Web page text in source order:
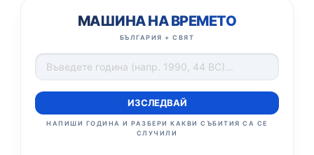
МАШИНА НА ВРЕМЕТО
БЪЛГАРИЯ + СВЯТ
ИЗСЛЕДВАЙ
НАПИШИ ГОДИНА И РАЗБЕРИ КАКВИ СЪБИТИЯ СА СЕ
СЛУЧИЛИ